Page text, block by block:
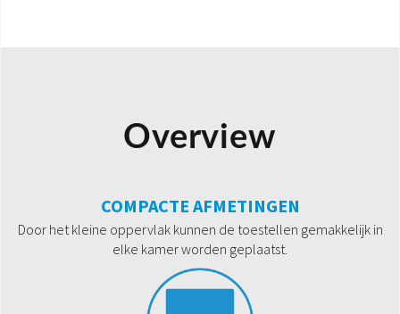
Overview
COMPACTE AFMETINGEN
Door het kleine oppervlak kunnen de toestellen gemakkelijk in
elke kamer worden geplaatst.